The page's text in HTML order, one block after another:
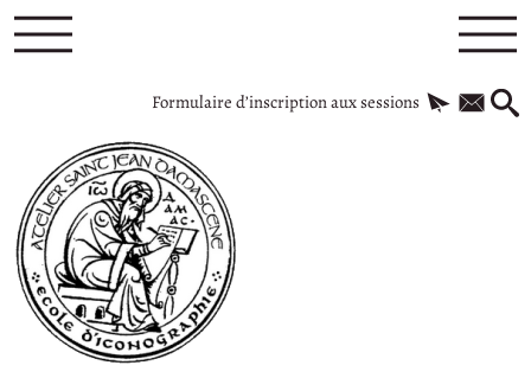
Formulaire d’inscription aux sessions